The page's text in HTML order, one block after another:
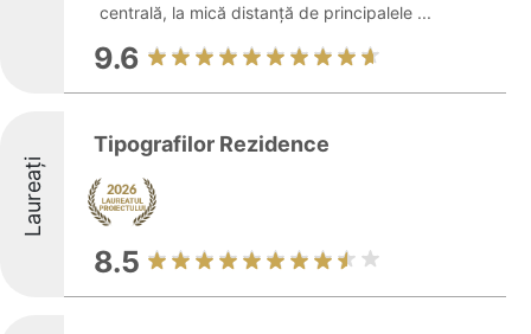
centrală, la mică distanță de principalele ...
9.6
Laureați
Tipografilor Rezidence
8.5